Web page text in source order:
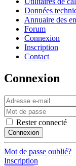
Données
Annuaire des
Forum
Connexion
Inscription
Contact
Connexion
Rester connecté
Connexion
Mot de passe oublié?
Inscription